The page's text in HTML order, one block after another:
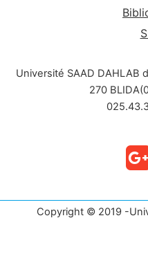
Université SAAD DAHLAB
270
Copyright © 2019 -